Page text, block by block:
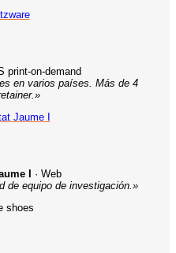
print-on-demand
en varios países. Más de 4
I
· Web
de equipo de investigación.»